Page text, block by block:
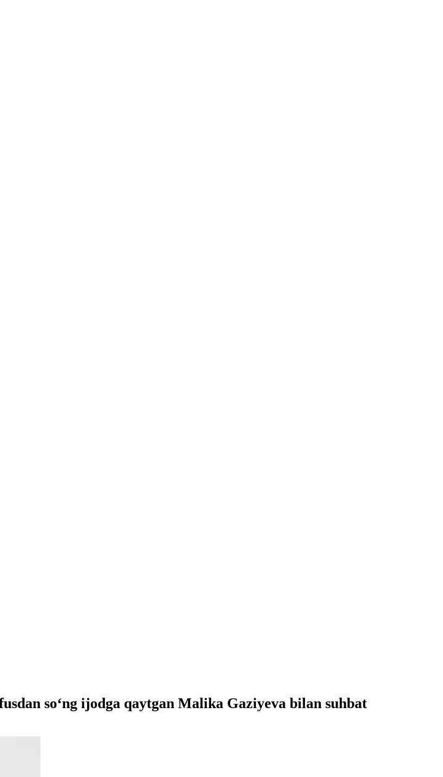
so‘ng ijodga qaytgan Malika Gaziyeva bilan suhbat